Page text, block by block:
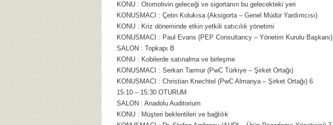
KONU : Otomotivin geleceği ve sigortanın bu gelecekteki yeri
KONUSMACI : Çetin Kolukısa (Aksigorta – Genel Müdür Yardımcısı)
KONU : Kriz döneminde etkin yetkili satıcılık yönetimi
KONUSMACI : Paul Evans (PEP Consultancy – Yönetim Kurulu Başkanı)
SALON : Topkapı B
KONU : Kobilerde satınalma ve birleşme
KONUSMACI : Serkan Tarmur (PwC Türkiye – Şirket Ortağı)
KONUSMACI : Christian Knechtel (PwC Almanya – Şirket Ortağı) 6
15:10 – 15:30 OTURUM
SALON : Anadolu Auditorium
KONU : Müşteri beklentileri ve bağlılık